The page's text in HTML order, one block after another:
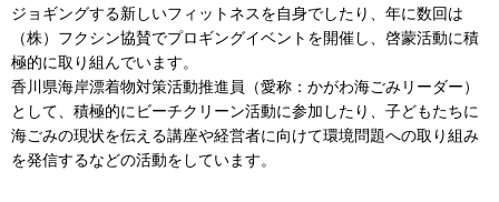
ジョギングする新しいフィットネスを自身でしたり、年に数回は
（株）フクシン協賛でプロギングイベントを開催し、啓蒙活動に積
極的に取り組んでいます。
香川県海岸漂着物対策活動推進員（愛称：かがわ海ごみリーダー）
として、積極的にビーチクリーン活動に参加したり、子どもたちに
海ごみの現状を伝える講座や経営者に向けて環境問題への取り組み
を発信するなどの活動をしています。